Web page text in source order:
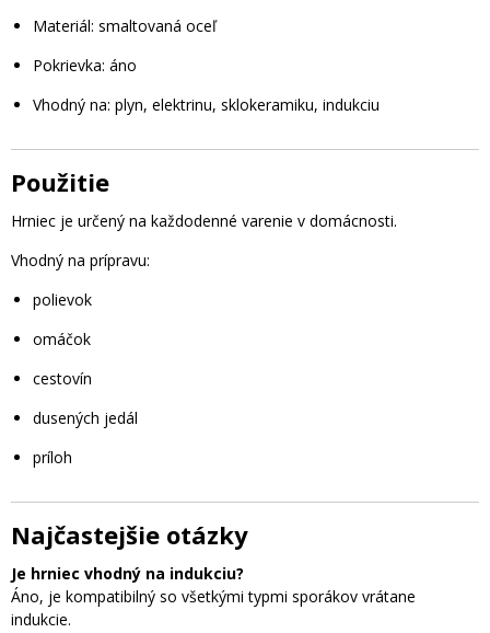
Materiál: smaltovaná oceľ
Pokrievka: áno
Vhodný na: plyn, elektrinu, sklokeramiku, indukciu
Použitie
Hrniec je určený na každodenné varenie v domácnosti.
Vhodný na prípravu:
polievok
omáčok
cestovín
dusených jedál
príloh
Najčastejšie otázky
Je hrniec vhodný na indukciu?
Áno, je kompatibilný so všetkými typmi sporákov vrátane
indukcie.